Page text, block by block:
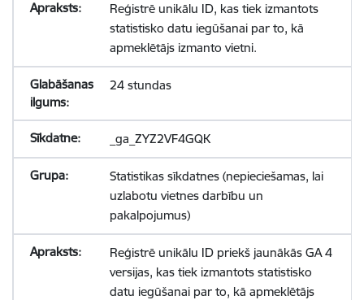
Reģistrē unikālu ID, kas tiek izmantots
statistisko datu iegūšanai par to, kā
apmeklētājs izmanto vietni.
24 stundas
_ga_ZYZ2VF4GQK
Statistikas sīkdatnes (nepieciešamas, lai
uzlabotu vietnes darbību un
pakalpojumus)
Reģistrē unikālu ID priekš jaunākās GA 4
versijas, kas tiek izmantots statistisko
datu iegūšanai par to, kā apmeklētājs